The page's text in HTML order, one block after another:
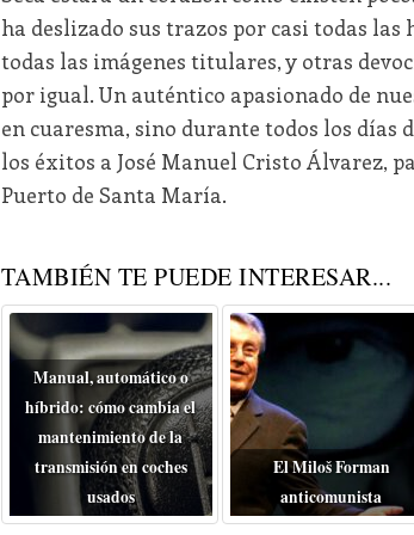
ha deslizado sus trazos por casi todas
todas las imágenes titulares, y otras
por igual. Un auténtico apasionado de
en cuaresma, sino durante todos los días
los éxitos a José Manuel Cristo Álvarez,
Puerto de Santa María.
TAMBIÉN TE PUEDE INTERESAR...
Manual, automático o
híbrido: cómo cambia el
mantenimiento de la
transmisión en coches
usados
El Miloš Forman
anticomunista